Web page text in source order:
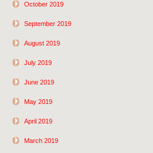
October 2019
September 2019
August 2019
July 2019
June 2019
May 2019
April 2019
March 2019